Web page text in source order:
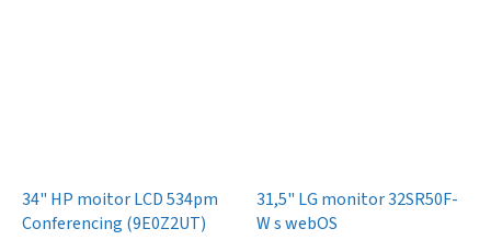
34" HP moitor LCD 534pm
Conferencing (9E0Z2UT)
31,5" LG monitor 32SR50F-
W s webOS